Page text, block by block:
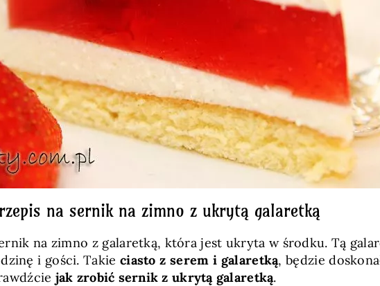
na sernik na zimno z ukrytą galaretką
na zimno z galaretką, która jest ukryta w środku. Tą
i gości. Takieciasto z serem i galaretką, będzie
jak zrobić sernik z ukrytą galaretką.